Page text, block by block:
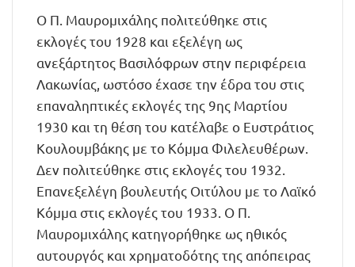
Ο Π. Μαυρομιχάλης πολιτεύθηκε στις
εκλογές του 1928 και εξελέγη ως
ανεξάρτητος Βασιλόφρων στην περιφέρεια
Λακωνίας, ωστόσο έχασε την έδρα του στις
επαναληπτικές εκλογές της 9ης Μαρτίου
1930 και τη θέση του κατέλαβε ο Ευστράτιος
Κουλουμβάκης με το Κόμμα Φιλελευθέρων.
Δεν πολιτεύθηκε στις εκλογές του 1932.
Επανεξελέγη βουλευτής Οιτύλου με το Λαϊκό
Κόμμα στις εκλογές του 1933. Ο Π.
Μαυρομιχάλης κατηγορήθηκε ως ηθικός
αυτουργός και χρηματοδότης της απόπειρας